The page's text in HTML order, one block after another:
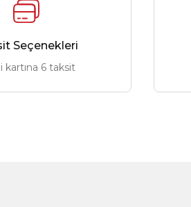
Seçenekleri
kartına 6 taksit